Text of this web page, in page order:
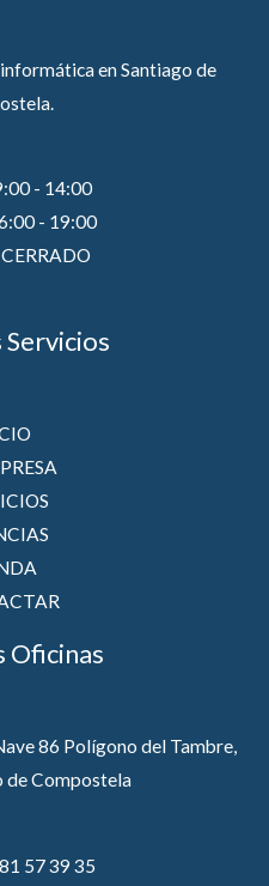
en Santiago de
- 14:00
- 19:00
Oficinas
86 Polígono del Tambre,
de Compostela
57 39 35